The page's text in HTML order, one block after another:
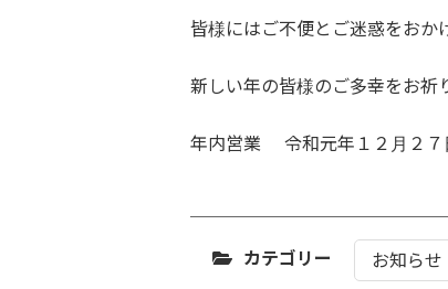
皆様にはご不便とご迷惑をおか
新しい年の皆様のご多幸をお祈
年内営業 令和元年１２月２
カテゴリー お知らせ